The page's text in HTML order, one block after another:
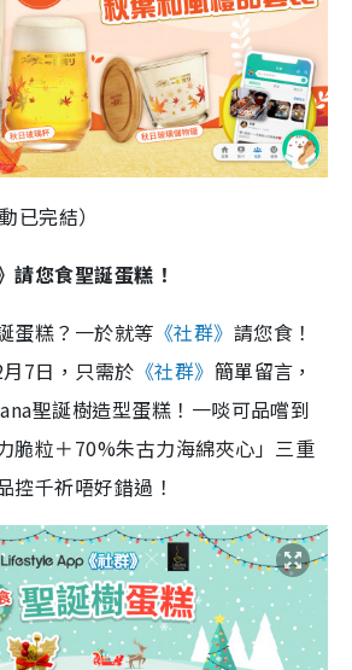
已完結）
請您食聖誕蛋糕！
蛋糕？一於就等 《社群》 請您食！
7日，只需於 《社群》 簡單留言，
聖誕樹造型蛋糕！一啖可品嚐到
脆粒＋70%朱古力海綿夾心」三重
控千祈唔好錯過！